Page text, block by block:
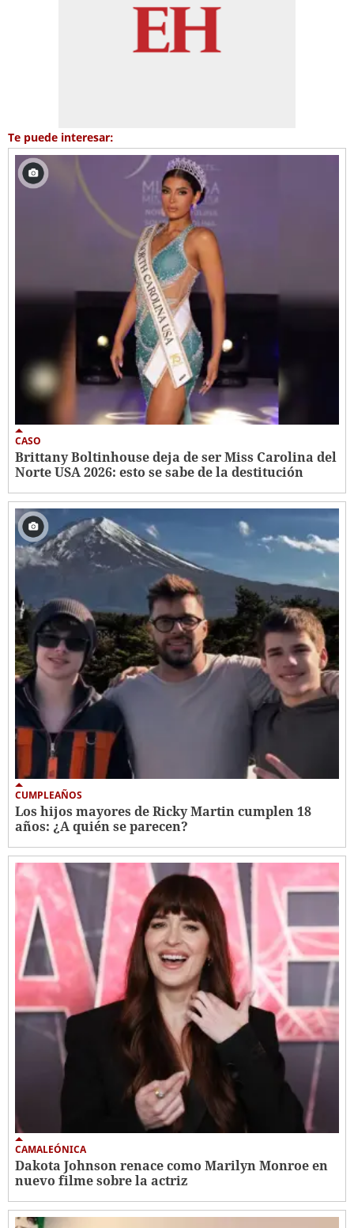
Te puede interesar:
CASO
Brittany Boltinhouse deja de ser Miss Carolina del
Norte USA 2026: esto se sabe de la destitución
CUMPLEAÑOS
Los hijos mayores de Ricky Martin cumplen 18
años: ¿A quién se parecen?
CAMALEÓNICA
Dakota Johnson renace como Marilyn Monroe en
nuevo filme sobre la actriz